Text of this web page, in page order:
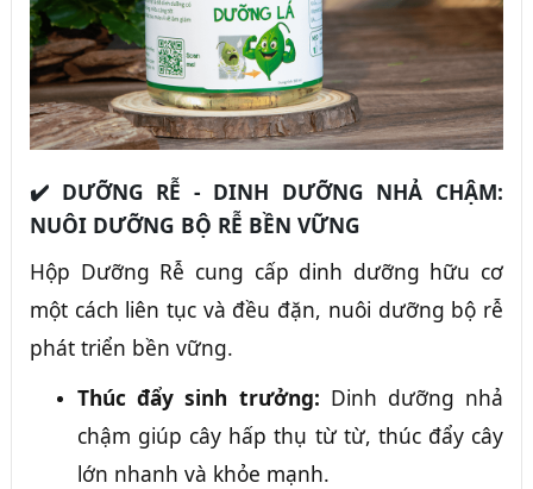
✔️ DƯỠNG RỄ - DINH DƯỠNG NHẢ CHẬM:
NUÔI DƯỠNG BỘ RỄ BỀN VỮNG
Hộp Dưỡng Rễ cung cấp dinh dưỡng hữu cơ
một cách liên tục và đều đặn, nuôi dưỡng bộ rễ
phát triển bền vững.
Thúc đẩy sinh trưởng: Dinh dưỡng nhả
chậm giúp cây hấp thụ từ từ, thúc đẩy cây
lớn nhanh và khỏe mạnh.